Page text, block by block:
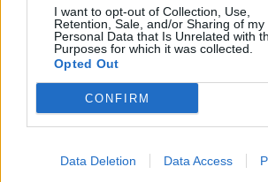
I want to opt-out of Collection, Use,
Retention, Sale, and/or Sharing of my
Personal Data that Is Unrelated with
Purposes for which it was collected.
Opted Out
CONFIRM
Data Deletion Data Access
Champions League:6
Supercoppa Europea:4
Coppa del Mondo per Club: 1
Liverpool: è già emergenza infortuni. Il
Leoni vede il ritorno: il punto sul